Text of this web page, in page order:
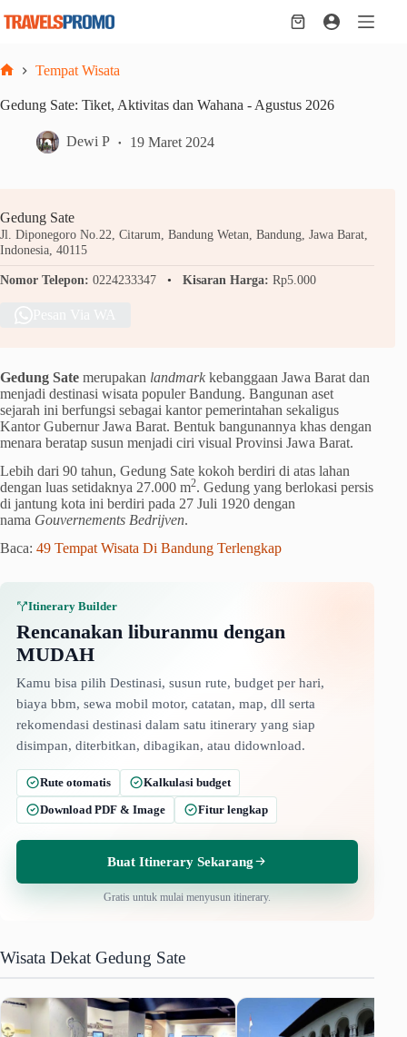
Shopping
Tempat Wisata
Gedung Sate: Tiket, Aktivitas dan Wahana - Agustus 2026
Dewi P 19 Maret 2024
Gedung Sate
Jl. Diponegoro No.22, Citarum, Bandung Wetan, Bandung, Jawa Barat,
Indonesia, 40115
Nomor Telepon: 0224233347 Kisaran Harga: Rp5.000
Gedung Sate merupakan landmark kebanggaan Jawa Barat dan
menjadi destinasi wisata populer Bandung. Bangunan aset
sejarah ini berfungsi sebagai kantor pemerintahan sekaligus
Kantor Gubernur Jawa Barat. Bentuk bangunannya khas dengan
menara beratap susun menjadi ciri visual Provinsi Jawa Barat.
Lebih dari 90 tahun, Gedung Sate kokoh berdiri di atas lahan
dengan luas setidaknya 27.000 m2. Gedung yang berlokasi persis
di jantung kota ini berdiri pada 27 Juli 1920 dengan
nama Gouvernements Bedrijven.
Baca: 49 Tempat Wisata Di Bandung Terlengkap
Itinerary Builder
Rencanakan liburanmu dengan
MUDAH
Kamu bisa pilih Destinasi, susun rute, budget per hari,
biaya bbm, sewa mobil motor, catatan, map, dll serta
rekomendasi destinasi dalam satu itinerary yang siap
disimpan, diterbitkan, dibagikan, atau didownload.
Rute otomatis
Kalkulasi budget
Download PDF & Image
Fitur lengkap
Buat Itinerary Sekarang
Gratis untuk mulai menyusun itinerary.
Wisata Dekat Gedung Sate